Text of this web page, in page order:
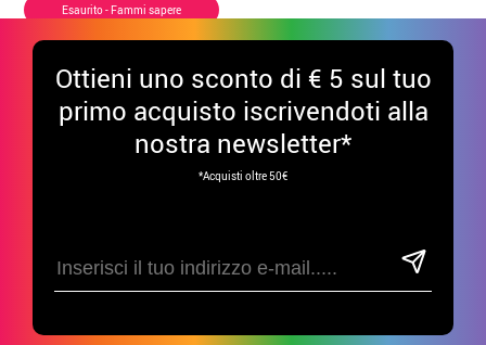
Esaurito - Fammi sapere
Ottieni uno sconto di € 5 sul tuo
primo acquisto iscrivendoti alla
nostra newsletter*
*Acquisti oltre 50€